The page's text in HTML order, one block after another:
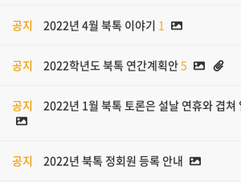
공지 2022년 4월 북톡 이야기 1
공지 2022학년도 북톡 연간계획안5
공지 2022년 1월 북톡 토론은 설날 연휴와 겹쳐
공지 2022년 북톡 정회원 등록 안내